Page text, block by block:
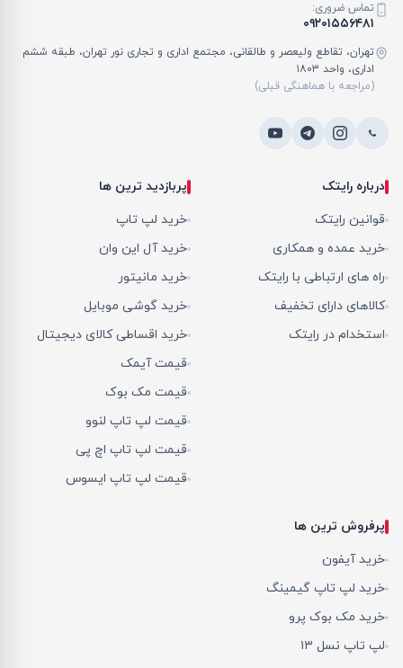
تماس ضروری:
۰۹۲۰۱۵۵۶۴۸۱
تهران، تقاطع ولیعصر و طالقانی، مجتمع اداری و تجاری نور تهران، طبقه ششم
اداری، واحد ۱۸۰۳
(مراجعه با هماهنگی قبلی)
درباره رایتک
قوانین رایتک
خرید عمده و همکاری
راه های ارتباطی با رایتک
کالاهای دارای تخفیف
استخدام در رایتک
پربازدید ترین ها
خرید لپ تاپ
خرید آل این وان
خرید مانیتور
خرید گوشی موبایل
خرید اقساطی کالای دیجیتال
قیمت آیمک
قیمت مک بوک
قیمت لپ تاپ لنوو
قیمت لپ تاپ اچ پی
قیمت لپ تاپ ایسوس
پرفروش ترین ها
خرید آیفون
خرید لپ تاپ گیمینگ
خرید مک بوک پرو
لپ تاپ نسل ۱۳